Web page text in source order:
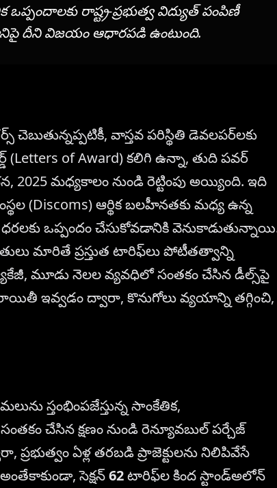
ఒప్పందాలకు రాష్ట్ర-ప్రభుత్వ విద్యుత్ పంపిణీ
దానిపై దీని విజయం ఆధారపడి ఉంటుంది.
చెబుతున్నప్పటికీ, వాస్తవ పరిస్థితి డెవలపర్‌లకు
(Letters of Award) కలిగి ఉన్నా, తుది పవర్
2025 మధ్యకాలం నుండి రెట్టింపు అయ్యింది. ఇది
(Discoms) ఆర్థిక బలహీనతకు మధ్య ఉన్న
ధరలకు ఒప్పందం చేసుకోవడానికి
మారితే ప్రస్తుత టారిఫ్‌లు పోటీతత్వాన్ని
మూడు నెలల వ్యవధిలో సంతకం చేసిన డీల్స్‌పై
ఇవ్వడం ద్వారా, కొనుగోలు వ్యయాన్ని తగ్గించి,
స్తంభింపజేస్తున్న సాంకేతిక,
చేసిన క్షణం నుండి రెన్యూవబుల్ పర్చేజ్
ఏళ్ల తరబడి ప్రాజెక్టులను నిలిపివేసే
సెక్షన్62టారిఫ్‌ల కింద స్టాండ్‌అలోన్